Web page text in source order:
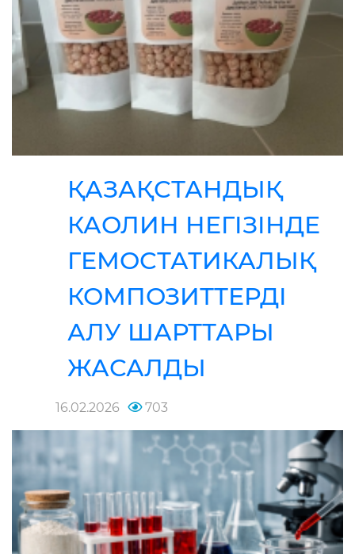
ҚАЗАҚСТАНДЫҚ
КАОЛИН НЕГІЗІНДЕ
ГЕМОСТАТИКАЛЫҚ
КОМПОЗИТТЕРДІ
АЛУ ШАРТТАРЫ
ЖАСАЛДЫ
16.02.2026 703